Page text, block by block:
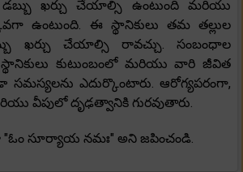
డబ్బు ఖర్చు చేయాల్సి ఉంటుంది మరియు
ఉంటుంది. ఈ స్థానికులు తమ తల్లుల
ఖర్చు చేయాల్సి రావచ్చు. సంబంధాల
కుటుంబంలో మరియు వారి జీవిత
ఎదుర్కొంటారు. ఆరోగ్యపరంగా,
వీపులో దృఢత్వానికి గురవుతారు.
"ఓం సూర్యాయ నమః" అని జపించండి.